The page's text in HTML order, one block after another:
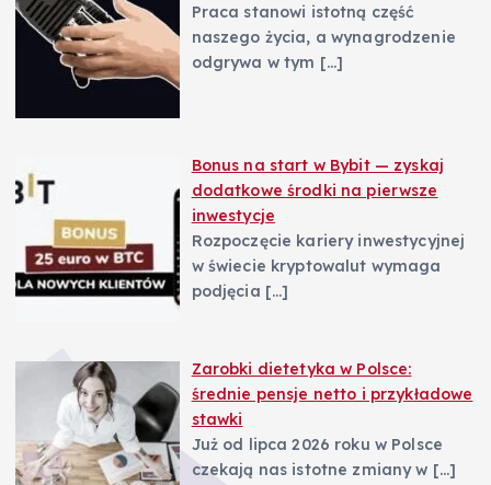
Praca stanowi istotną część
naszego życia, a wynagrodzenie
odgrywa w tym […]
Bonus na start w Bybit — zyskaj
dodatkowe środki na pierwsze
inwestycje
Rozpoczęcie kariery inwestycyjnej
w świecie kryptowalut wymaga
podjęcia […]
Zarobki dietetyka w Polsce:
średnie pensje netto i przykładowe
stawki
Już od lipca 2026 roku w Polsce
czekają nas istotne zmiany w […]